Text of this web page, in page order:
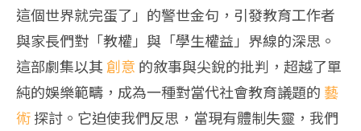
這個世界就完蛋了」的警世金句，引發教育工作者
與家長們對「教權」與「學生權益」界線的深思。
這部劇集以其 創意 的敘事與尖銳的批判，超越了單
純的娛樂範疇，成為一種對當代社會教育議題的 藝
術探討。它迫使我們反思，當現有體制失靈，我們